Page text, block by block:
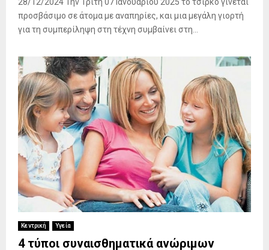
προσβάσιμο σε άτομα με αναπηρίες, και μια μεγάλη γιορτή
για τη συμπερίληψη στη τέχνη συμβαίνει στη...
Κεντρική Υγεία
4 τύποι συναισθηματικά ανώριμων